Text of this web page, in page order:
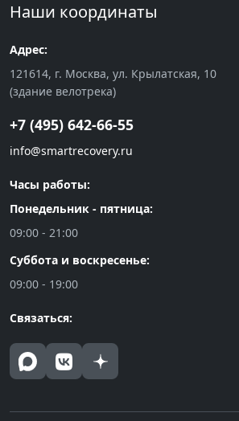
Наши координаты
Адрес:
121614, г. Москва, ул. Крылатская, 10
(здание велотрека)
+7 (495) 642-66-55
info@smartrecovery.ru
Часы работы:
Понедельник - пятница:
09:00 - 21:00
Суббота и воскресенье:
09:00 - 19:00
Связаться: